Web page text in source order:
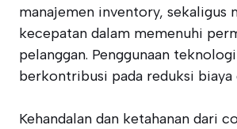
manajemen inventory, sekaligus
kecepatan dalam memenuhi
pelanggan. Penggunaan
berkontribusi pada reduksi biaya
Kehandalan dan ketahanan dari